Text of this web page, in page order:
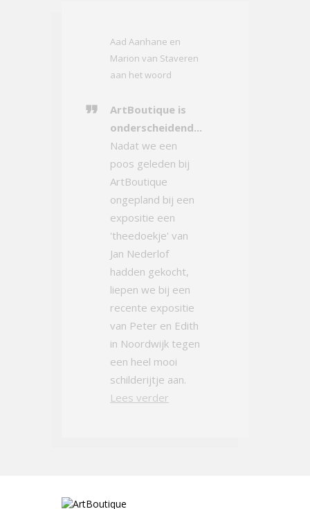
Aad Aanhane en
Marion van Staveren
aan het woord
ArtBoutique is
onderscheidend...
Nadat we een
poos geleden bij
ArtBoutique
ongepland bij een
expositie een
'theedoekje' van
Jan Nederlof
hadden gekocht,
liepen we bij een
recente expositie
van Peter en Edith
in Noordwijk tegen
een heel mooi
schilderijtje aan.
Lees verder